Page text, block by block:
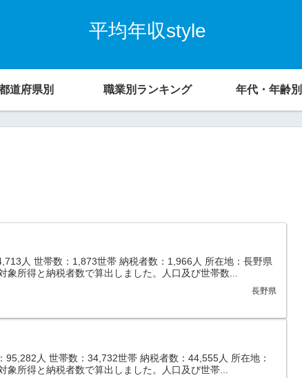
平均年収style
道府県別 職業別ランキング 年代・年齢別
人 世帯数：1,873世帯 納税者数：1,966人 所在地：長野県
所得と納税者数で算出しました。人口及び世帯数...
長野県
人 世帯数：34,732世帯 納税者数：44,555人 所在地：
所得と納税者数で算出しました。人口及び世帯...